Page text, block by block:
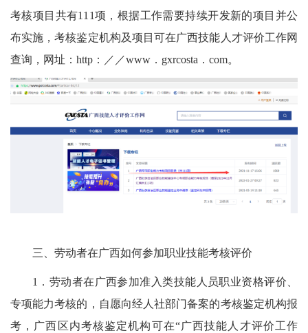
考核项目共有111项，根据工作需要持续开发新的项目并公
布实施，考核鉴定机构及项目可在广西技能人才评价工作网
查询，网址：http：／／www．gxrcosta．com。
三、劳动者在广西如何参加职业技能考核评价
1．劳动者在广西参加准入类技能人员职业资格评价、
专项能力考核的，自愿向经人社部门备案的考核鉴定机构报
考，广西区内考核鉴定机构可在“广西技能人才评价工作